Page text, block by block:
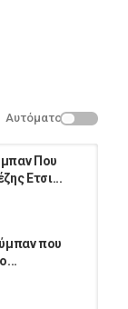
Αυτόματο
Που
Eτσι...
που